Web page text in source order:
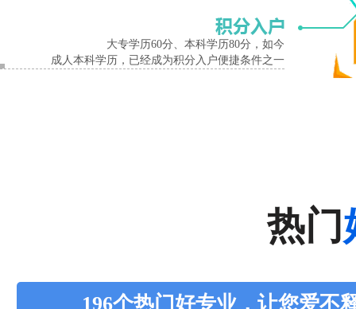
大专学历60分、本科学历80分，如今
成人本科学历，已经成为积分入户便捷条件之一
热门
196个热门好专业，让您爱不